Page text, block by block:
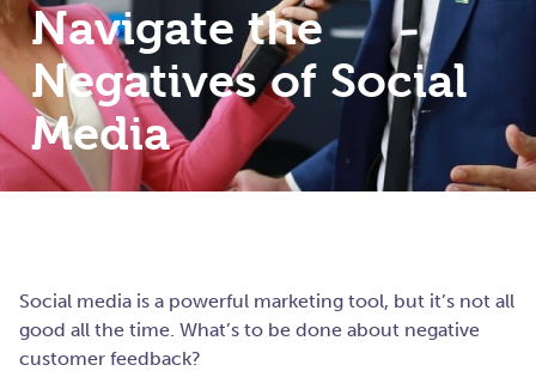
Navigate the
Negatives of Social
Media
Social media is a powerful marketing tool, but it’s not all
good all the time. What’s to be done about negative
customer feedback?